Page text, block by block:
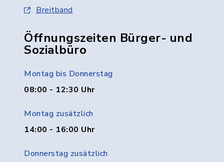
Breitband
Öffnungszeiten Bürger- und
Sozialbüro
Montag bis Donnerstag
08:00 - 12:30 Uhr
Montag zusätzlich
14:00 - 16:00 Uhr
Donnerstag zusätzlich